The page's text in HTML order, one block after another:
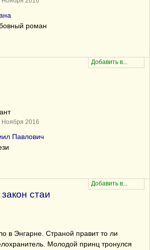
роман
Ноября 2016
Павлович
стаи
в Энгарне. Страной правит то ли
Молодой принц тронулся